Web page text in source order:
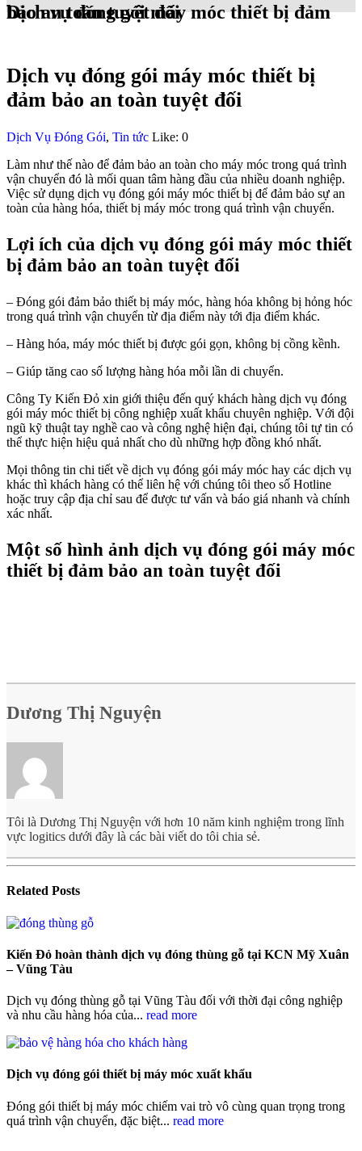
Dịch vụ đóng gói máy móc thiết bị đảm bảo an toàn tuyệt đối
Dịch vụ đóng gói máy móc thiết bị
đảm bảo an toàn tuyệt đối
Dịch Vụ Đóng Gói, Tin tức Like: 0
Làm như thế nào để đảm bảo an toàn cho máy móc trong quá trình
vận chuyển đó là mối quan tâm hàng đầu của nhiều doanh nghiệp.
Việc sử dụng dịch vụ đóng gói máy móc thiết bị để đảm bảo sự an
toàn của hàng hóa, thiết bị máy móc trong quá trình vận chuyển.
Lợi ích của dịch vụ đóng gói máy móc thiết
bị đảm bảo an toàn tuyệt đối
– Đóng gói đảm bảo thiết bị máy móc, hàng hóa không bị hỏng hóc
trong quá trình vận chuyển từ địa điểm này tới địa điểm khác.
– Hàng hóa, máy móc thiết bị được gói gọn, không bị cồng kềnh.
– Giúp tăng cao số lượng hàng hóa mỗi lần di chuyển.
Công Ty Kiến Đỏ xin giới thiệu đến quý khách hàng dịch vụ đóng
gói máy móc thiết bị công nghiệp xuất khẩu chuyên nghiệp. Với đội
ngũ kỹ thuật tay nghề cao và công nghệ hiện đại, chúng tôi tự tin có
thể thực hiện hiệu quả nhất cho dù những hợp đồng khó nhất.
Mọi thông tin chi tiết về dịch vụ đóng gói máy móc hay các dịch vụ
khác thì khách hàng có thể liên hệ với chúng tôi theo số Hotline
hoặc truy cập địa chỉ sau để được tư vấn và báo giá nhanh và chính
xác nhất.
Một số hình ảnh dịch vụ đóng gói máy móc
thiết bị đảm bảo an toàn tuyệt đối
Dương Thị Nguyện
Tôi là Dương Thị Nguyện với hơn 10 năm kinh nghiệm trong lĩnh
vực logitics dưới đây là các bài viết do tôi chia sẻ.
Related Posts
Kiến Đỏ hoàn thành dịch vụ đóng thùng gỗ tại KCN Mỹ Xuân
– Vũng Tàu
Dịch vụ đóng thùng gỗ tại Vũng Tàu đối với thời đại công nghiệp
và nhu cầu hàng hóa của... read more
Dịch vụ đóng gói thiết bị máy móc xuất khẩu
Đóng gói thiết bị máy móc chiếm vai trò vô cùng quan trọng trong
quá trình vận chuyển, đặc biệt... read more